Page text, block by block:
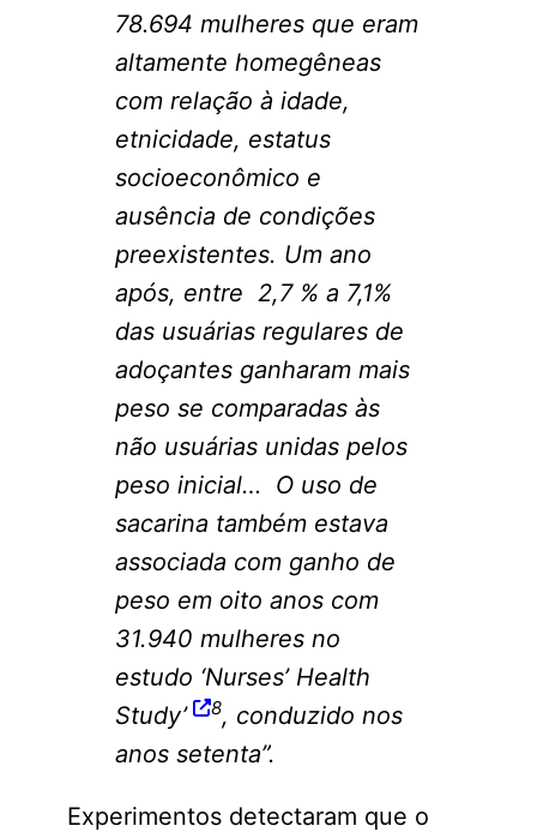
78.694 mulheres que eram
altamente homegêneas
com relação à idade,
etnicidade, estatus
socioeconômico e
ausência de condições
preexistentes. Um ano
após, entre 2,7 % a 7,1%
das usuárias regulares de
adoçantes ganharam mais
peso se comparadas às
não usuárias unidas pelos
peso inicial… O uso de
sacarina também estava
associada com ganho de
peso em oito anos com
31.940 mulheres no
estudo ‘Nurses’ Health
Study’
8, conduzido nos
anos setenta”.
Experimentos detectaram que o